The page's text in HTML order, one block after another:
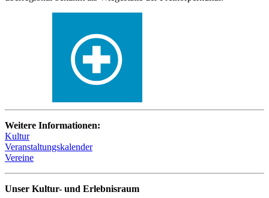
Weitere Informationen:
Kultur
Veranstaltungskalender
Vereine
Unser Kultur- und Erlebnisraum